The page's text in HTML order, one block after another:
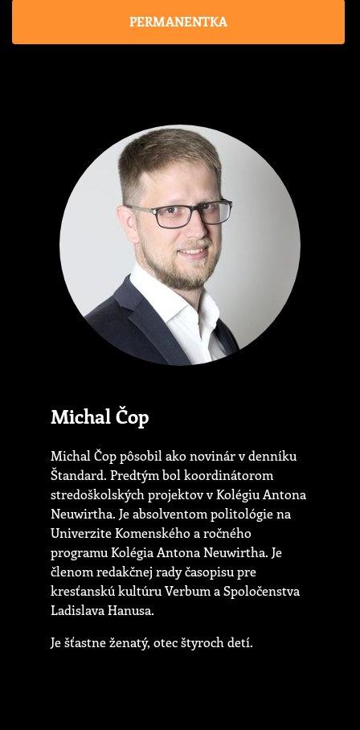
PERMANENTKA
Michal Čop
Michal Čop pôsobil ako novinár v denníku
Štandard. Predtým bol koordinátorom
stredoškolských projektov v Kolégiu Antona
Neuwirtha. Je absolventom politológie na
Univerzite Komenského a ročného
programu Kolégia Antona Neuwirtha. Je
členom redakčnej rady časopisu pre
kresťanskú kultúru Verbum a Spoločenstva
Ladislava Hanusa.
Je šťastne ženatý, otec štyroch detí.